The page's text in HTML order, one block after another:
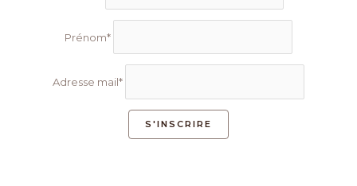
Prénom*
Adresse mail*